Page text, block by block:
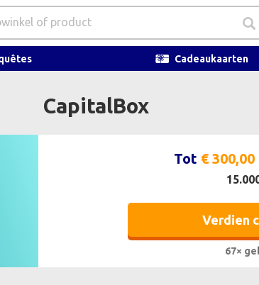
Cadeaukaarten
CapitalBox
Tot €
Verdien
67×